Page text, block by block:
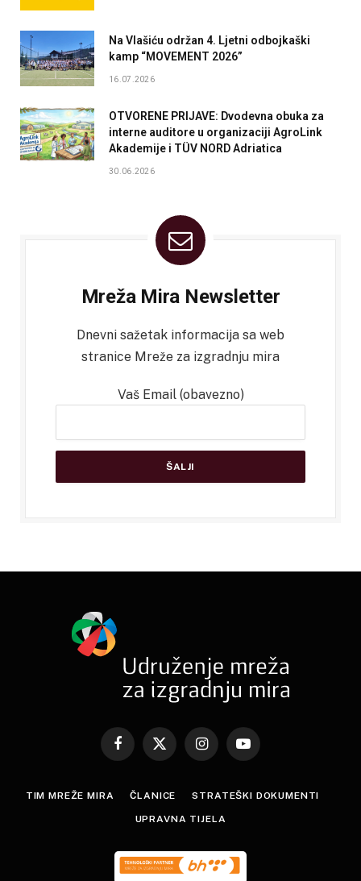
Na Vlašiću održan 4. Ljetni odbojkaški
kamp “MOVEMENT 2026”
16.07.2026
OTVORENE PRIJAVE: Dvodevna obuka za
interne auditore u organizaciji AgroLink
Akademije i TÜV NORD Adriatica
30.06.2026
Mreža Mira Newsletter
Dnevni sažetak informacija sa web
stranice Mreže za izgradnju mira
Vaš Email (obavezno)
Facebook
X
InstagramYouTube
TIM MREŽE MIRA ČLANICE STRATEŠKI DOKUMENTI
UPRAVNA TIJELA